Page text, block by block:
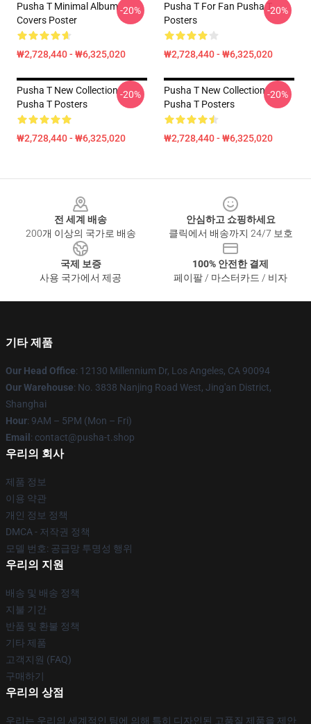
Pusha T Minimal Album
Covers Poster
₩2,728,440 - ₩6,325,020
-20%
Pusha T For Fan Pusha T
Posters
₩2,728,440 - ₩6,325,020
-20%
Pusha T New Collection
Pusha T Posters
₩2,728,440 - ₩6,325,020
-20%
Pusha T New Collection
Pusha T Posters
₩2,728,440 - ₩6,325,020
-20%
전 세계 배송
200개 이상의 국가로 배송
안심하고 쇼핑하세요
클릭에서 배송까지 24/7 보호
국제 보증
사용 국가에서 제공
100% 안전한 결제
페이팔 / 마스터카드 / 비자
기타 제품
Our Head Office: 12130 Millennium Dr, Los Angeles, CA 90094
Our Warehouse: No. 3838 Nanjing Road West, Jing'an District,
Shanghai
Hour: 9AM – 5PM (Mon – Fri)
Email : contact@pusha-t.shop
우리의 회사
제품 정보
이용 약관
개인 정보 정책
DMCA - 저작권 정책
모델 번호: 공급망 투명성 행위
우리의 지원
배송 및 배송 정책
지불 기간
반품 및 환불 정책
기타 제품
고객지원 (FAQ)
구매하기
우리의 상점
우리는 우리의 세계적인 팀에 의해 특히 디자인된 고품질 제품을 제안